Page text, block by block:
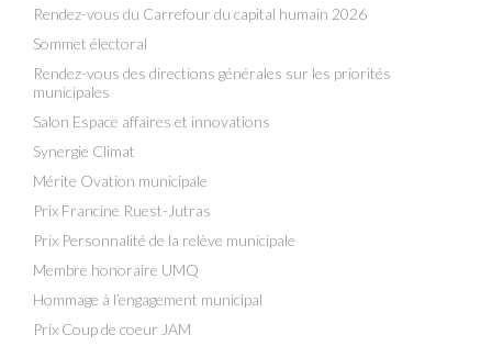
Rendez-vous du Carrefour du capital humain 2026
Sommet électoral
Rendez-vous des directions générales sur les priorités
municipales
Salon Espace affaires et innovations
Synergie Climat
Mérite Ovation municipale
Prix Francine Ruest-Jutras
Prix Personnalité de la relève municipale
Membre honoraire UMQ
Hommage à l’engagement municipal
Prix Coup de coeur JAM